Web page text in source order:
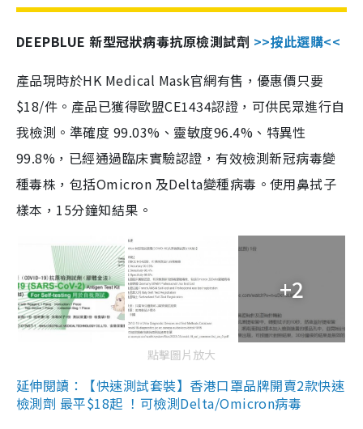
DEEPBLUE 新型冠狀病毒抗原檢測試劑 >>按此選購<<
產品現時於HK Medical Mask官網有售，優惠價只要
$18/件。產品已獲得歐盟CE1434認證，可供民眾進行自
我檢測。準確度 99.03%、靈敏度96.4%、特異性
99.8%，已經通過臨床實驗認證，有效檢測新冠病毒變
種毒株，包括Omicron 及Delta變種病毒。使用鼻拭子
樣本，15分鐘知結果。
+2
點擊圖片放大
延伸閱讀：【快速測試套裝】香港口罩品牌開賣2款快速
檢測劑 最平$18起 ！可檢測Delta/Omicron病毒